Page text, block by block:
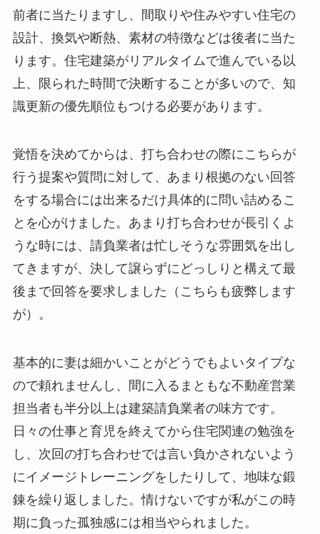
前者に当たりますし、間取りや住みやすい住宅の
設計、換気や断熱、素材の特徴などは後者に当た
ります。住宅建築がリアルタイムで進んでいる以
上、限られた時間で決断することが多いので、知
識更新の優先順位もつける必要があります。
覚悟を決めてからは、打ち合わせの際にこちらが
行う提案や質問に対して、あまり根拠のない回答
をする場合には出来るだけ具体的に問い詰めるこ
とを心がけました。あまり打ち合わせが長引くよ
うな時には、請負業者は忙しそうな雰囲気を出し
てきますが、決して譲らずにどっしりと構えて最
後まで回答を要求しました（こちらも疲弊します
が）。
基本的に妻は細かいことがどうでもよいタイプな
ので頼れませんし、間に入るまともな不動産営業
担当者も半分以上は建築請負業者の味方です。
日々の仕事と育児を終えてから住宅関連の勉強を
し、次回の打ち合わせでは言い負かされないよう
にイメージトレーニングをしたりして、地味な鍛
錬を繰り返しました。情けないですが私がこの時
期に負った孤独感には相当やられました。